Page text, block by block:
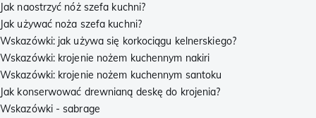
Jak naostrzyć nóż szefa kuchni?
Jak używać noża szefa kuchni?
Wskazówki: jak używa się korkociągu kelnerskiego?
Wskazówki: krojenie nożem kuchennym nakiri
Wskazówki: krojenie nożem kuchennym santoku
Jak konserwować drewnianą deskę do krojenia?
Wskazówki - sabrage